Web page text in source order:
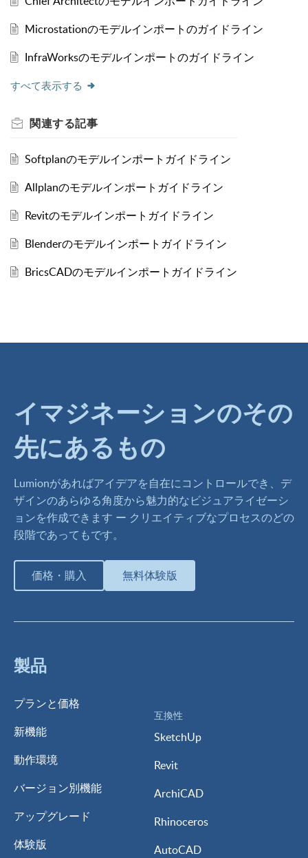
Microstationのモデルインポートのガイドライン
InfraWorksのモデルインポートのガイドライン
すべて表示する
関連する記事
Softplanのモデルインポートガイドライン
Allplanのモデルインポートガイドライン
Revitのモデルインポートガイドライン
Blenderのモデルインポートガイドライン
BricsCADのモデルインポートガイドライン
イマジネーションのその
先にあるもの
Lumionがあればアイデアを自在にコントロールでき、デ
ザインのあらゆる角度から魅力的なビジュアライゼーシ
ョンを作成できます ー クリエイティブなプロセスのどの
段階であってもです。
価格・購入 無料体験版
製品
プランと価格
新機能
動作環境
バージョン別機能
アップグレード
体験版
互換性
SketchUp
Revit
ArchiCAD
Rhinoceros
AutoCAD